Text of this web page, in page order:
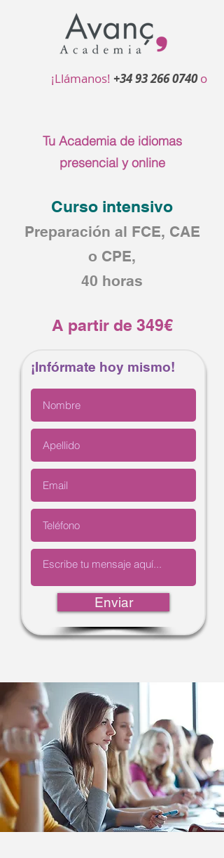
¡Llámanos! +34 93 266 0740o
Tu Academia de idiomas
presencial y online
Curso intensivo
Preparación al FCE, CAE
o CPE,
40 horas
A partir de 349€
¡Infórmate hoy mismo!
Enviar